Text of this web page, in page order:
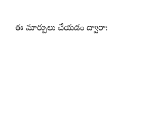
ఈ మార్పులు చేయడం ద్వారా: